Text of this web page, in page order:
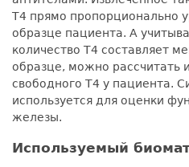
Т4 прямо пропорционально
образце пациента. А
количество Т4 составляет
образце, можно рассчитать
свободного Т4 у пациента.
используется для оценки
железы.
Используемый